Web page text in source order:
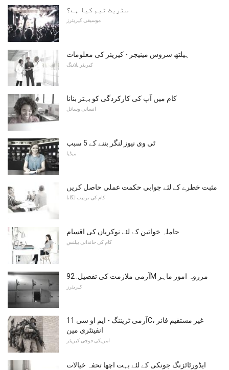
سٹریٹ ٹیم کیا ہے؟
موسیقی کیریئرز
ہیلتھ سروس مینیجر - کیریئر کی معلومات
کیریئر پلاننگ
کام میں آپ کی کارکردگی کو بہتر بنانا
انسانی وسائل
ٹی وی نیوز لنگر بننے کے 5 سبب
میڈیا
مثبت خطرے کے لئے جوابی حکمت عملی حاصل کریں
کام کی ترتیب لگانا
حاملہ خواتین کے لئے نوکریاں کی اقسام
کام کی خاندانی بیلنس
آرمی ملازمت کی تفصیل: 92M مرروہ امور ماہر
کیریئرز
آرمی ٹریننگ - ایم او سی 11C، غیر مستقیم فائر
انفینٹری مین
امریکی فوجی کیریئر
ایڈورٹائزنگ جونکی کے لئے بہت اچھا تحفہ خیالات